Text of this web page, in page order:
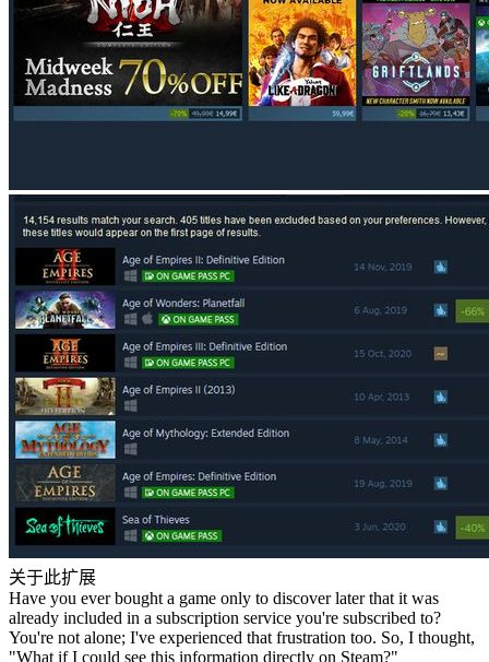
关于此扩展
Have you ever bought a game only to discover later that it was
already included in a subscription service you're subscribed to?
You're not alone; I've experienced that frustration too. So, I thought,
"What if I could see this information directly on Steam?"